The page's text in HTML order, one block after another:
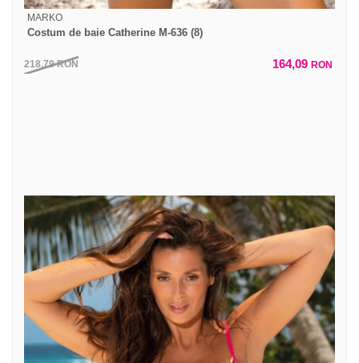
MARKO
Costum de baie Catherine M-636 (8)
218,79RON 164,09 RON